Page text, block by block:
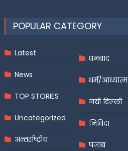
POPULAR CATEGORY
Latest
News
TOP STORIES
Uncategorized
अन्तर्राष्ट्रीय
धनबाद
धर्म/आध्यात्म
नयी दिल्ली
निविदा
पंजाब